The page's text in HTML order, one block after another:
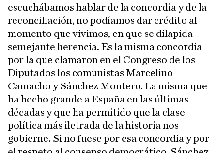
escuchábamos hablar de la concordia y de la
reconciliación, no podíamos dar crédito al
momento que vivimos, en que se dilapida
semejante herencia. Es la misma concordia
por la que clamaron en el Congreso de los
Diputados los comunistas Marcelino
Camacho y Sánchez Montero. La misma que
ha hecho grande a España en las últimas
décadas y que ha permitido que la clase
política más iletrada de la historia nos
gobierne. Si no fuese por esa concordia y por